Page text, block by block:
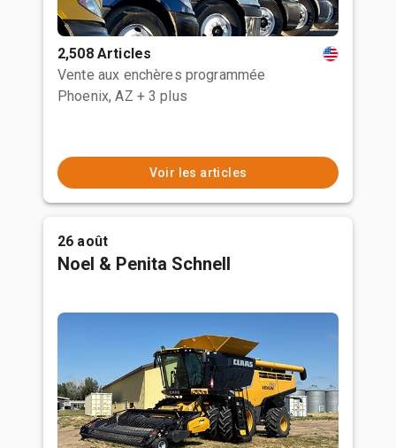
2,508 Articles
Vente aux enchères programmée
Phoenix, AZ + 3 plus
Voir les articles
26 août
Noel & Penita Schnell